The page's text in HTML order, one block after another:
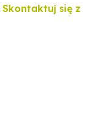
Skontaktuj się z